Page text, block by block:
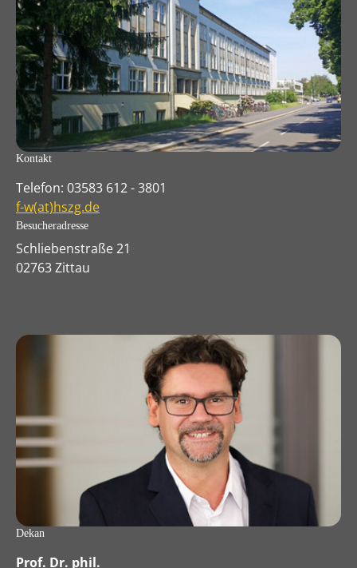
Kontakt
Telefon: 03583 612 - 3801
f-w(at)hszg.de
Besucheradresse
Schliebenstraße 21
02763 Zittau
Dekan
Prof. Dr. phil.